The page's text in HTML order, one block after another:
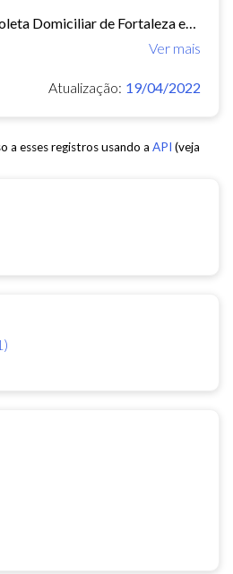
Ver mais
Atualização: 19/04/2022
a esses registros usando a API (veja